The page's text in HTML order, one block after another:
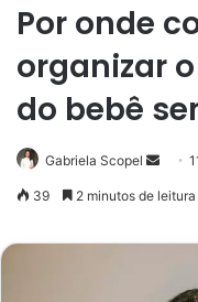
Por onde
organizar
do bebê
Gabriela Scopel
39 2 minutos de leitura